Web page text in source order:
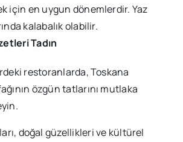
için en uygun dönemlerdir. Yaz
kalabalık olabilir.
Tadın
restoranlarda, Toskana
özgün tatlarını mutlaka
doğal güzellikleri ve kültürel